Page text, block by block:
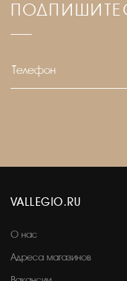
VALLEGIO.RU
О нас
Адреса магазинов